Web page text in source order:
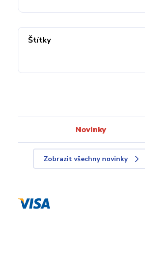
Štítky
Novinky
Zobrazit všechny novinky